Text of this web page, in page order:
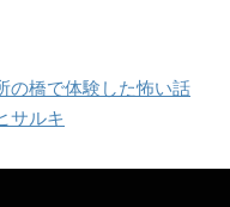
の橋で体験した怖い話
サルキ